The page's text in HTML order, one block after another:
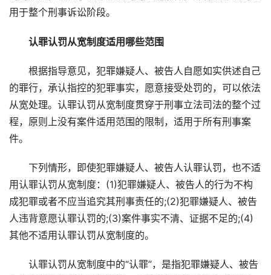
用于整个刑事诉讼阶段。
认罪认罚从宽制度适用哪些范围
根据指导意见，犯罪嫌疑人、被告人自愿如实供述自己
的罪行，承认指控的犯罪事实，愿意接受处罚的，可以依法
从宽处理。认罪认罚从宽制度贯穿于刑事立法司法的整个过
程，原则上没有案件适用范围的限制，适用于所有刑事案
件。
下列情形，即使犯罪嫌疑人、被告人认罪认罚，也不适
用认罪认罚从宽制度：(1)犯罪嫌疑人、被告人的行为不构
成犯罪或者不应当追究其刑事责任的;(2)犯罪嫌疑人、被告
人违背意愿认罪认罚的;(3)案件事实不清、证据不足的;(4)
其他不适用认罪认罚从宽制度的。
认罪认罚从宽制度中的“认罪”，是指犯罪嫌疑人、被告